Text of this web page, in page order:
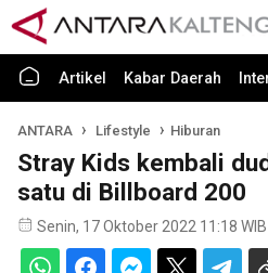
Artikel Kabar Daerah
ANTARA Lifestyle Hiburan
Stray Kids kembali
satu di Billboard 200
Senin, 17 Oktober 2022 11:18 WIB